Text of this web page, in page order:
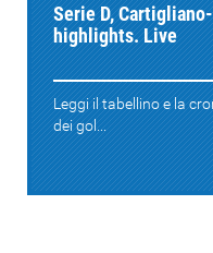
Serie D,
highlights. Live
Leggi il tabellino e la
dei gol...